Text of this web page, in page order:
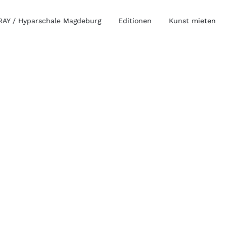
/ Hyparschale Magdeburg Editionen Kunst mieten